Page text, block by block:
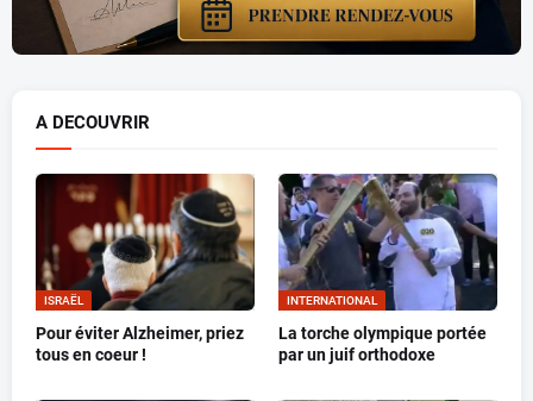
A DECOUVRIR
ISRAËL
Pour éviter Alzheimer, priez
tous en coeur !
INTERNATIONAL
La torche olympique portée
par un juif orthodoxe